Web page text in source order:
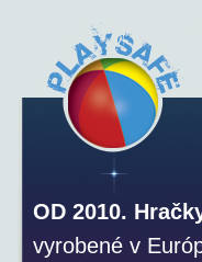
OD 2010.
vyrobené v